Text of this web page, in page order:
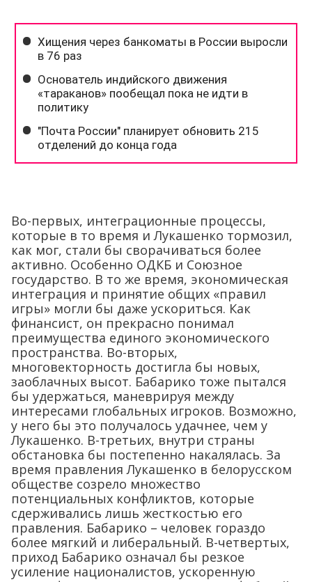
Во-первых, интеграционные процессы,
которые в то время и Лукашенко тормозил,
как мог, стали бы сворачиваться более
активно. Особенно ОДКБ и Союзное
государство. В то же время, экономическая
интеграция и принятие общих «правил
игры» могли бы даже ускориться. Как
финансист, он прекрасно понимал
преимущества единого экономического
пространства. Во-вторых,
многовекторность достигла бы новых,
заоблачных высот. Бабарико тоже пытался
бы удержаться, маневрируя между
интересами глобальных игроков. Возможно,
у него бы это получалось удачнее, чем у
Лукашенко. В-третьих, внутри страны
обстановка бы постепенно накалялась. За
время правления Лукашенко в белорусском
обществе созрело множество
потенциальных конфликтов, которые
сдерживались лишь жесткостью его
правления. Бабарико – человек гораздо
более мягкий и либеральный. В-четвертых,
приход Бабарико означал бы резкое
усиление националистов, ускоренную